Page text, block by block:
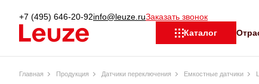
+7 (495) 646-20-92info@leuze.ruЗаказать звонок
Каталог
Главная Продукция Датчики переключения Емкостные датчики